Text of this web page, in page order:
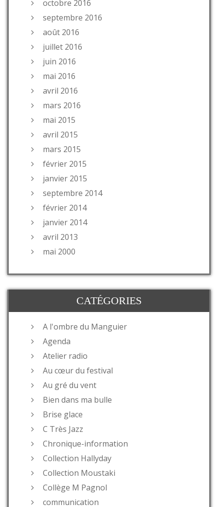
octobre 2016
septembre 2016
août 2016
juillet 2016
juin 2016
mai 2016
avril 2016
mars 2016
mai 2015
avril 2015
mars 2015
février 2015
janvier 2015
septembre 2014
février 2014
janvier 2014
avril 2013
mai 2000
CATÉGORIES
A l'ombre du Manguier
Agenda
Atelier radio
Au cœur du festival
Au gré du vent
Bien dans ma bulle
Brise glace
C Très Jazz
Chronique-information
Collection Hallyday
Collection Moustaki
Collège M Pagnol
communication